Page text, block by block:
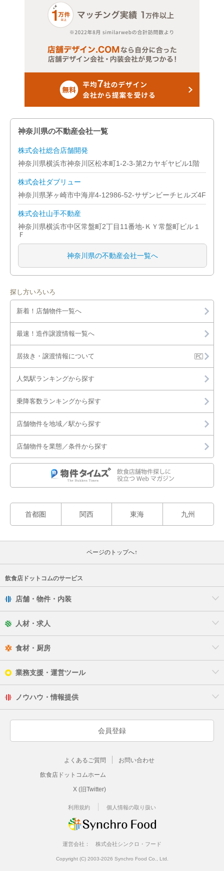
神奈川県の不動産会社一覧
株式会社総合店舗開発
神奈川県横浜市神奈川区松本町1-2-3-第2カヤギヤビル1階
株式会社ダブリュー
神奈川県茅ヶ崎市中海岸4-12986-52-サザンビーチヒルズ4F
株式会社山手不動産
神奈川県横浜市中区常盤町2丁目11番地-ＫＹ常盤町ビル１
Ｆ
神奈川県の不動産会社一覧へ
探し方いろいろ
新着！店舗物件一覧へ
最速！造作譲渡情報一覧へ
居抜き・譲渡情報について
人気駅ランキングから探す
乗降客数ランキングから探す
店舗物件を地域／駅から探す
店舗物件を業態／条件から探す
首都圏 関西 東海 九州
ページのトップへ↑
飲食店ドットコムのサービス
店舗・物件・内装
人材・求人
食材・厨房
業務支援・運営ツール
ノウハウ・情報提供
会員登録
よくあるご質問 お問い合わせ
飲食店ドットコムホーム
X (旧Twitter)
利用規約 個人情報の取り扱い
運営会社： 株式会社シンクロ・フード
Copyright (C) 2003-2026 Synchro Food Co., Ltd.